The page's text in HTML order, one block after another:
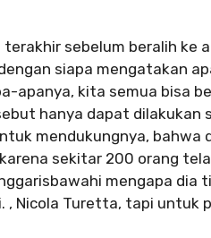
sebelum beralih ke
siapa mengatakan
apanya, kita semua bisa
hanya dapat dilakukan
mendukungnya, bahwa
sekitar 200 orang
mengapa
, Nicola Turetta, tapi untuk